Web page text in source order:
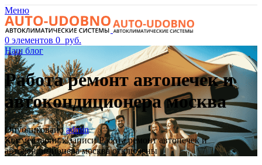
Меню
0 элементов 0 руб.
Наш блог
Работа ремонт автопечек и
автокондиционера москва
Опубликовано admin
Комментариик записи Работа ремонт автопечек и
автокондиционера москваотключены